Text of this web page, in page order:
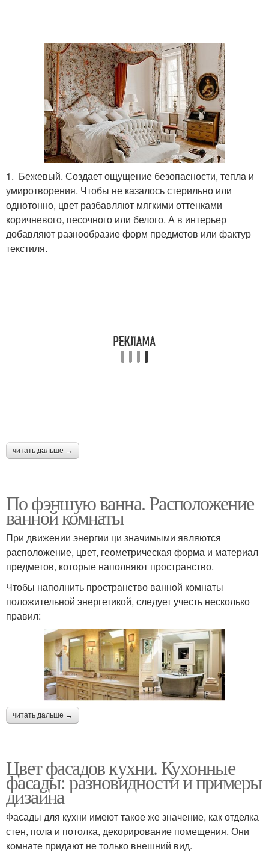
1. Бежевый. Создает ощущение безопасности, тепла и
умиротворения. Чтобы не казалось стерильно или
однотонно, цвет разбавляют мягкими оттенками
коричневого, песочного или белого. А в интерьер
добавляют разнообразие форм предметов или фактур
текстиля.
читать дальше →
По фэншую ванна. Расположение
ванной комнаты
При движении энергии ци значимыми являются
расположение, цвет, геометрическая форма и материал
предметов, которые наполняют пространство.
Чтобы наполнить пространство ванной комнаты
положительной энергетикой, следует учесть несколько
правил:
читать дальше →
Цвет фасадов кухни. Кухонные
фасады: разновидности и примеры
дизайна
Фасады для кухни имеют такое же значение, как отделка
стен, пола и потолка, декорирование помещения. Они
комнате придают не только внешний вид.